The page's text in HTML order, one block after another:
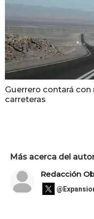
Guerrero contará con
carreteras
Más acerca del
Redacción